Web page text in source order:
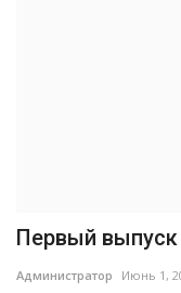
Первый
Администратор Июнь 1,